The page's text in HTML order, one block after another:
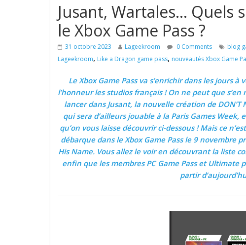
Jusant, Wartales… Quels
le Xbox Game Pass ?
31 octobre 2023 Lageekroom 0 Comments blog
Lageekroom, Like a Dragon game pass, nouveautés Xbox Game
Le Xbox Game Pass va s’enrichir dans les jours
l’honneur les studios français ! On ne peut que
lancer dans Jusant, la nouvelle création de
qui sera d’ailleurs jouable à la Paris Games
qu’on vous laisse découvrir ci-dessous ! Mais ce
débarque dans le Xbox Game Pass le 9 novembre
His Name. Vous allez le voir en découvrant la liste
enfin que les membres PC Game Pass et Ultimate
partir